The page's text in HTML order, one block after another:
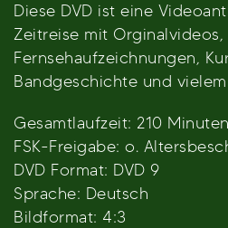
Diese DVD ist eine
Zeitreise mit
Fernsehaufzeichnungen,
Bandgeschichte und vielem
Gesamtlaufzeit: 210 Minuten
FSK-Freigabe: o.
DVD Format: DVD 9
Sprache: Deutsch
Bildformat: 4:3